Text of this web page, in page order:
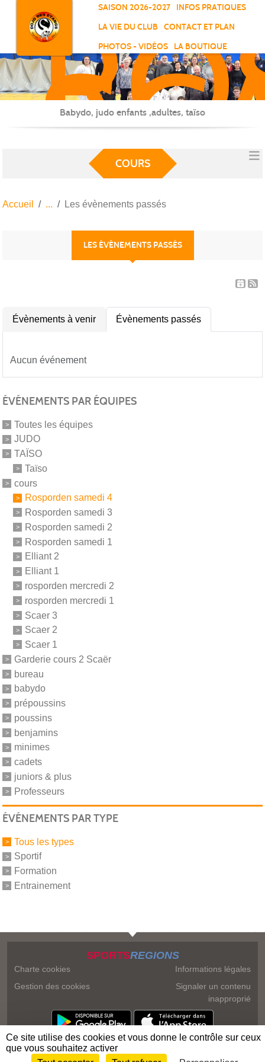
SAISON 2026-2027
INFOS PRATIQUES
LA VIE DU CLUB
CONTACT ET PLAN
PHOTOS - VIDÉOS
LA BOUTIQUE
-
-
Babydo, judo enfants ,adultes, taïso
COURS
Accueil Les évènements passés
LES ÉVÈNEMENTS PASSÉS
Évènements à venir Évènements passés
Aucun événement
ÉVÉNEMENTS PAR ÉQUIPES
Toutes les équipes
JUDO
TAÏSO
Taïso
cours
Rosporden samedi 4
Rosporden samedi 3
Rosporden samedi 2
Rosporden samedi 1
Elliant 2
Elliant 1
rosporden mercredi 2
rosporden mercredi 1
Scaer 3
Scaer 2
Scaer 1
Garderie cours 2 Scaër
bureau
babydo
prépoussins
poussins
benjamins
minimes
cadets
juniors & plus
Professeurs
ÉVÉNEMENTS PAR TYPE
Tous les types
Sportif
Formation
Entrainement
SPORTSREGIONS
Charte cookies
Gestion des cookies
Informations légales
Signaler un contenu
inapproprié
Panneau de gestion des cookies
Ce site utilise des cookies et vous donne le contrôle sur ceux
que vous souhaitez activer